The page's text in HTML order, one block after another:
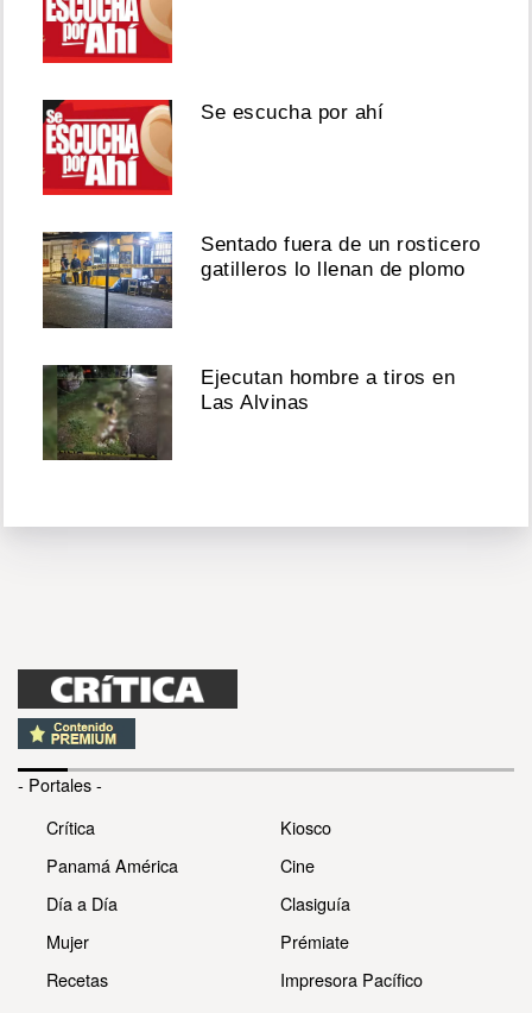
Se escucha por ahí
Sentado fuera de un rosticero
gatilleros lo llenan de plomo
Ejecutan hombre a tiros en
Las Alvinas
- Portales -
Crítica
Panamá América
Día a Día
Mujer
Recetas
Kiosco
Cine
Clasiguía
Prémiate
Impresora Pacífico